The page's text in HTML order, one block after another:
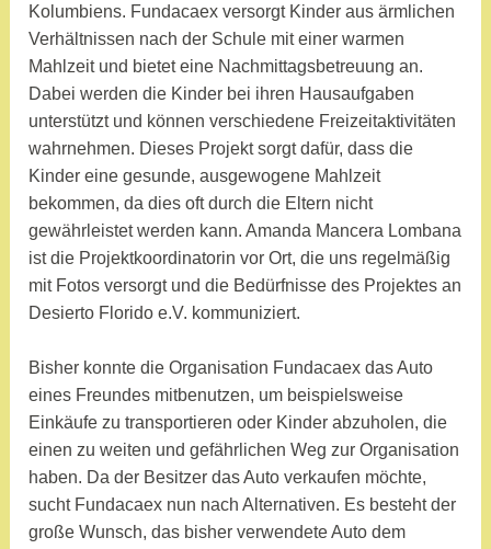
Kolumbiens. Fundacaex versorgt Kinder aus ärmlichen
Verhältnissen nach der Schule mit einer warmen
Mahlzeit und bietet eine Nachmittagsbetreuung an.
Dabei werden die Kinder bei ihren Hausaufgaben
unterstützt und können verschiedene Freizeitaktivitäten
wahrnehmen. Dieses Projekt sorgt dafür, dass die
Kinder eine gesunde, ausgewogene Mahlzeit
bekommen, da dies oft durch die Eltern nicht
gewährleistet werden kann. Amanda Mancera Lombana
ist die Projektkoordinatorin vor Ort, die uns regelmäßig
mit Fotos versorgt und die Bedürfnisse des Projektes an
Desierto Florido e.V. kommuniziert.
Bisher konnte die Organisation Fundacaex das Auto
eines Freundes mitbenutzen, um beispielsweise
Einkäufe zu transportieren oder Kinder abzuholen, die
einen zu weiten und gefährlichen Weg zur Organisation
haben. Da der Besitzer das Auto verkaufen möchte,
sucht Fundacaex nun nach Alternativen. Es besteht der
große Wunsch, das bisher verwendete Auto dem